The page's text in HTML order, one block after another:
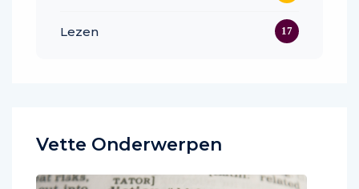
Lezen 17
Vette Onderwerpen